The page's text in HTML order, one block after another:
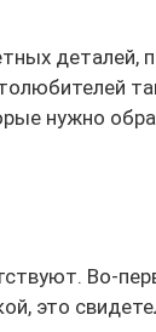
нужно
Во-
это